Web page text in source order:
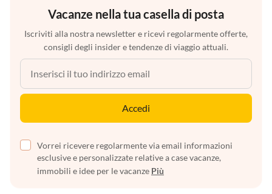
Vacanze nella tua casella di posta
Iscriviti alla nostra newsletter e ricevi regolarmente offerte,
consigli degli insider e tendenze di viaggio attuali.
Accedi
Vorrei ricevere regolarmente via email informazioni
esclusive e personalizzate relative a case vacanze,
immobili e idee per le vacanze Più